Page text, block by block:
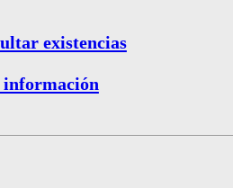
existencias